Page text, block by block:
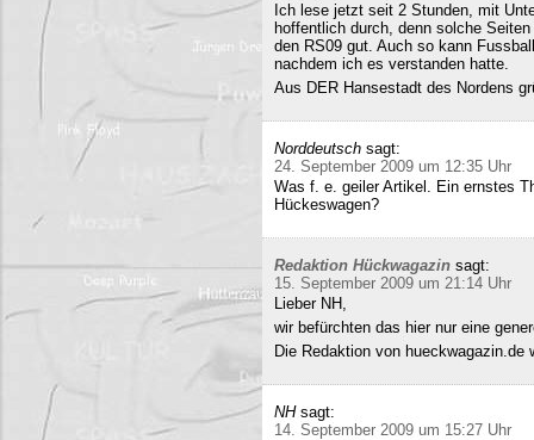
Ich lese jetzt seit 2 Stunden, mit
hoffentlich durch, denn solche
den RS09 gut. Auch so kann
nachdem ich es verstanden hatte.
Aus DER Hansestadt des Nordens
Norddeutsch sagt:
24. September 2009 um 12:35 Uhr
Was f. e. geiler Artikel. Ein ernstes
Hückeswagen?
Redaktion Hückwagazin sagt:
15. September 2009 um 21:14 Uhr
Lieber NH,
wir befürchten das hier nur eine
Die Redaktion von
NH sagt:
14. September 2009 um 15:27 Uhr